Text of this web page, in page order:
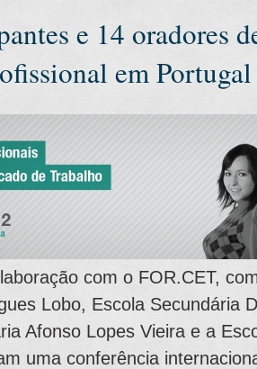
e 14 oradores
em Portugal
com o FOR.CET,
Lobo, Escola Secundária
Afonso Lopes Vieira e a
uma conferência